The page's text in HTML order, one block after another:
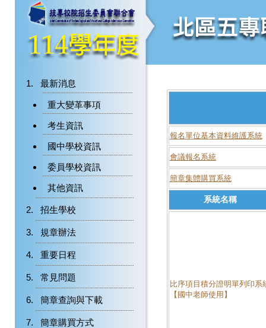
最新消息
重大變革事項
考生資訊
國中學校資訊
委員學校資訊
其他資訊
招生學校
規章辦法
重要日程
常見問題
簡章查詢與下載
簡章購買方式
報名單位基本資料維護系統
會議報名系統
簡章集體購買系統
系統名稱
比序項目積分證明單列印系
【國中老師使用】